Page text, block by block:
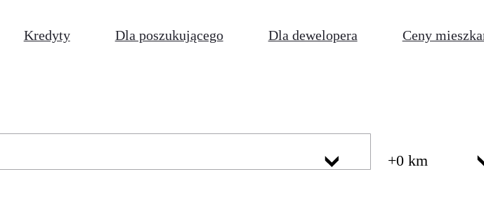
Kredyty Dla poszukującego Dla dewelopera Ceny
+0 km